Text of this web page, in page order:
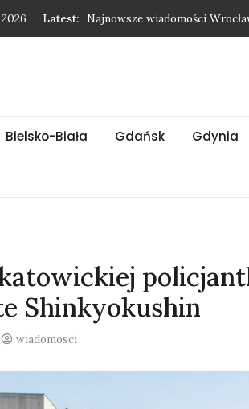
Latest:
Najnowsze wiadomości
Najnowsze wiadomości
Najnowsze wiadomości
Bielsko-Biała Gdańsk Gdynia
Shinkyokushin
wiadomosci